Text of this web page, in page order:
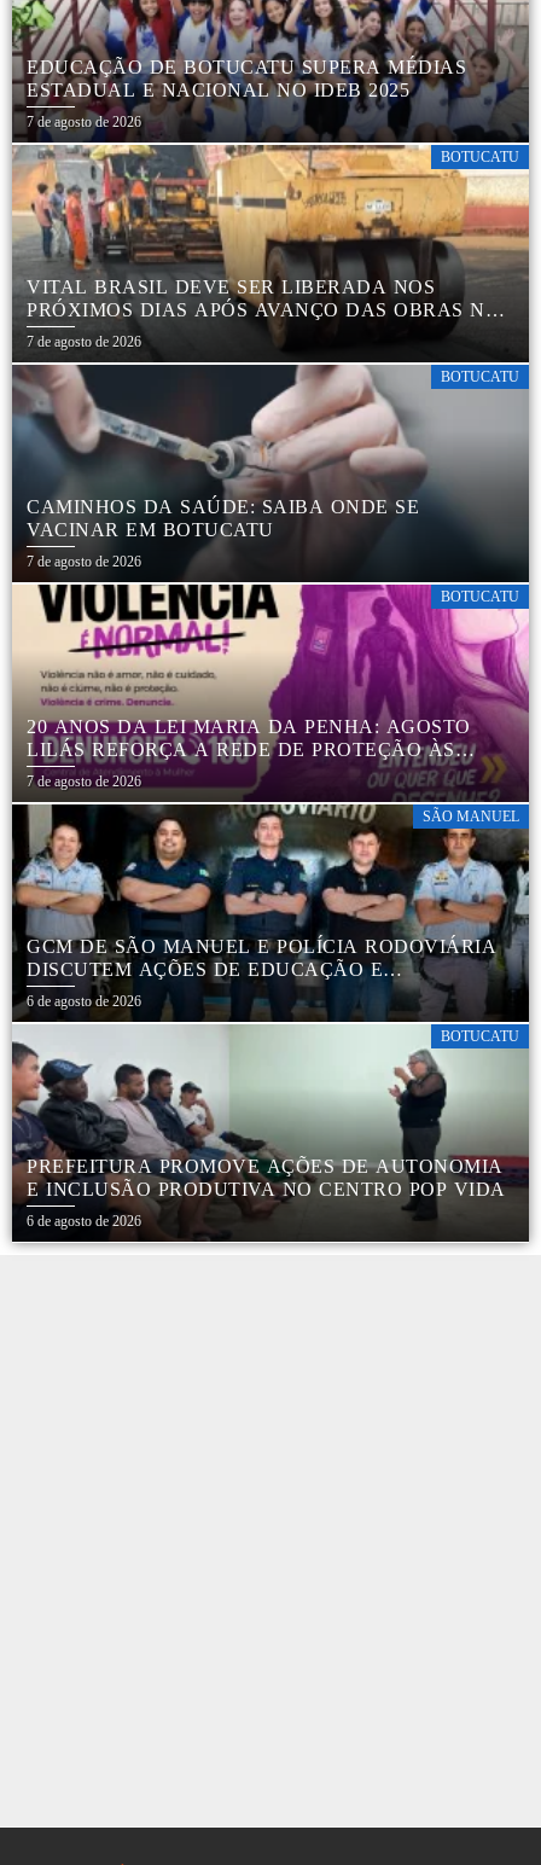
EDUCAÇÃO DE BOTUCATU SUPERA MÉDIAS
ESTADUAL E NACIONAL NO IDEB 2025
7 de agosto de 2026
BOTUCATU
VITAL BRASIL DEVE SER LIBERADA NOS
PRÓXIMOS DIAS APÓS AVANÇO DAS OBRAS NA
REGIÃO DA RODOVIÁRIA
7 de agosto de 2026
BOTUCATU
CAMINHOS DA SAÚDE: SAIBA ONDE SE
VACINAR EM BOTUCATU
7 de agosto de 2026
BOTUCATU
20 ANOS DA LEI MARIA DA PENHA: AGOSTO
LILÁS REFORÇA A REDE DE PROTEÇÃO ÀS
MULHERES EM BOTUCATU
7 de agosto de 2026
SÃO MANUEL
GCM DE SÃO MANUEL E POLÍCIA RODOVIÁRIA
DISCUTEM AÇÕES DE EDUCAÇÃO E
SEGURANÇA NO TRÂNSITO
6 de agosto de 2026
BOTUCATU
PREFEITURA PROMOVE AÇÕES DE AUTONOMIA
E INCLUSÃO PRODUTIVA NO CENTRO POP VIDA
6 de agosto de 2026